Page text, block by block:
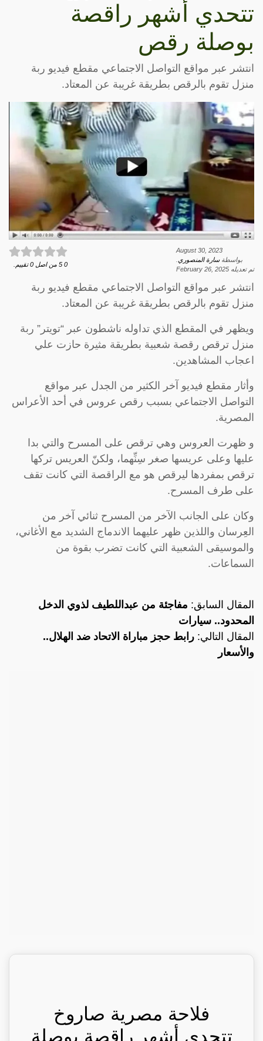
تتحدي أشهر راقصة
بوصلة رقص
انتشر عبر مواقع التواصل الاجتماعي مقطع فيديو ربة
منزل تقوم بالرقص بطريقة غريبة عن المعتاد.
August 30, 2023
بواسطةسارة المنصوري
تم تعديله February 26, 2025
0
5 من اصل 0 تقييم.
انتشر عبر مواقع التواصل الاجتماعي مقطع فيديو ربة
منزل تقوم بالرقص بطريقة غريبة عن المعتاد.
ويظهر في المقطع الذي تداوله ناشطون عبر “تويتر” ربة
منزل ترقص رقصة شعبية بطريقة مثيرة حازت علي
اعجاب المشاهدين.
وأثار مقطع فيديو آخر الكثير من الجدل عبر مواقع
التواصل الاجتماعي بسبب رقص عروس في أحد الأعراس
المصرية.
و ظهرت العروس وهي ترقص على المسرح والتي بدا
عليها وعلى عريسها صغر سِنِّهما، ولكنّ العريس تركها
ترقص بمفردها ليرقص هو مع الراقصة التي كانت تقف
على طرف المسرح.
وكان على الجانب الآخر من المسرح ثنائي آخر من
العِرسان واللذين ظهر عليهما الاندماج الشديد مع الأغاني،
والموسيقى الشعبية التي كانت تضرب بقوة من
السماعات.
المقال السابق: مفاجئة من عبداللطيف لذوي الدخل
المحدود.. سيارات
المقال التالي: رابط حجز مباراة الاتحاد ضد الهلال..
والأسعار
فلاحة مصرية صاروخ
تتحدي أشهر راقصة بوصلة